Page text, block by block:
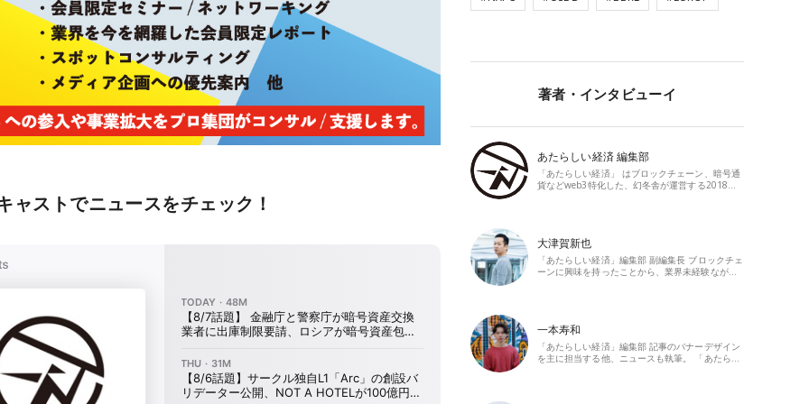
ャストでニュースをチェック！
著者・インタビューイ
あたらしい経済 編集部
「あたらしい経済」 はブロックチェーン、暗号通
貨などweb3特化した、幻冬舎が運営する2018…
大津賀新也
「あたらしい経済」編集部 副編集長 ブロックチェ
ーンに興味を持ったことから、業界未経験なが…
一本寿和
「あたらしい経済」編集部 記事のバナーデザイン
を主に担当する他、ニュースも執筆。 「あたら…